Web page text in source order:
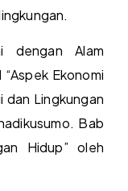
dengan Alam
Ekonomi
dan Lingkungan
Bab
Hidup” oleh